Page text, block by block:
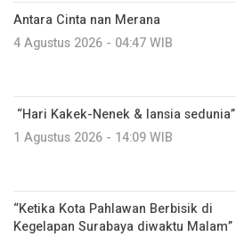
Antara Cinta nan Merana
4 Agustus 2026 - 04:47 WIB
“Hari Kakek-Nenek & lansia sedunia”
1 Agustus 2026 - 14:09 WIB
“Ketika Kota Pahlawan Berbisik di
Kegelapan Surabaya diwaktu Malam”